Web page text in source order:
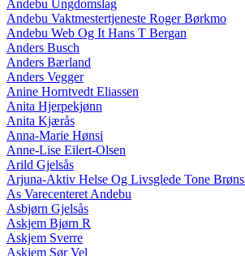
Andebu Ungdomslag
Andebu Vaktmestertjeneste Roger Børkmo
Andebu Web Og It Hans T Bergan
Anders Busch
Anders Bærland
Anders Vegger
Anine Horntvedt Eliassen
Anita Hjerpekjønn
Anita Kjærås
Anna-Marie Hønsi
Anne-Lise Eilert-Olsen
Arild Gjelsås
Arjuna-Aktiv Helse Og Livsglede Tone
As Varecenteret Andebu
Asbjørn Gjelsås
Askjem Bjørn R
Askjem Sverre
Askjem Sør Vel